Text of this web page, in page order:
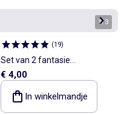
1/3
(19)
Set van 2 fantasie
krabklemmen
€ 4,00
In winkelmandje